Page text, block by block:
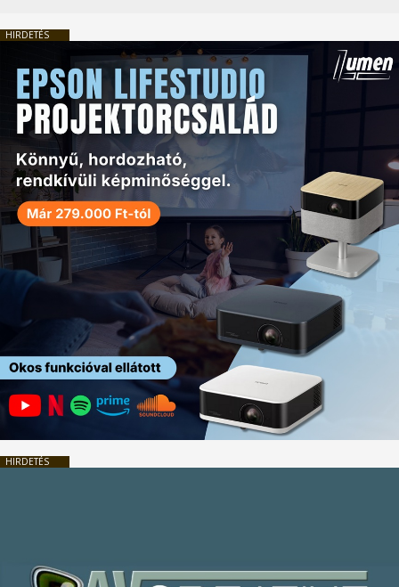
HIRDETÉS
HIRDETÉS